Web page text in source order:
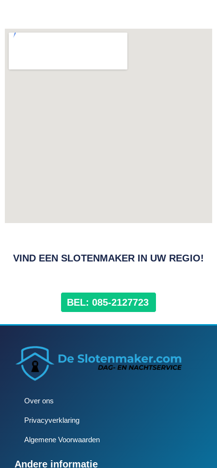
VIND EEN SLOTENMAKER IN UW REGIO!
BEL: 085-2127723
Over ons
Privacyverklaring
Algemene Voorwaarden
Andere informatie